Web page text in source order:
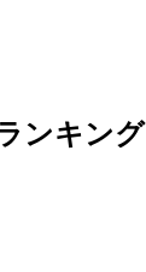
ンキング